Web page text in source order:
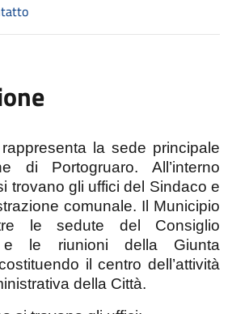
la sede principale
di Portogruaro. All’interno
trovano gli uffici del Sindaco e
comunale. Il Municipio
le sedute del Consiglio
e le riunioni della Giunta
il centro dell’attività
della Città.